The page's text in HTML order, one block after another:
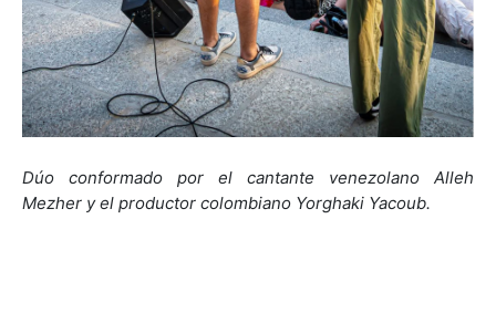
Dúo conformado por el cantante venezolano Alleh
Mezher y el productor colombiano Yorghaki Yacoub.